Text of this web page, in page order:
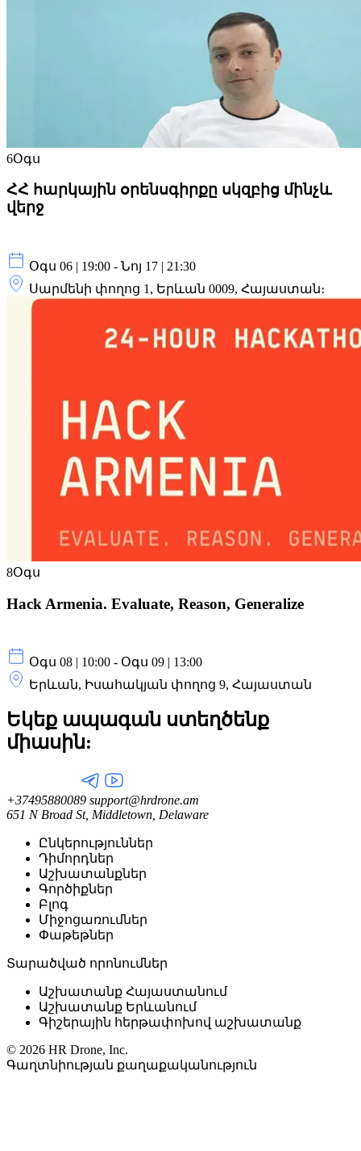
6Օգս
ՀՀ հարկային օրենսգիրքը սկզբից մինչև
վերջ
Օգս 06 | 19:00 - Նոյ 17 | 21:30
Սարմենի փողոց 1, Երևան 0009, Հայաստան։
8Օգս
Hack Armenia. Evaluate, Reason, Generalize
Օգս 08 | 10:00 - Օգս 09 | 13:00
Երևան, Իսահակյան փողոց 9, Հայաստան
Եկեք ապագան ստեղծենք
միասին:
+37495880089 support@hrdrone.am
651 N Broad St, Middletown, Delaware
Ընկերություններ
Դիմորդներ
Աշխատանքներ
Գործիքներ
Բլոգ
Միջոցառումներ
Փաթեթներ
Տարածված որոնումներ
Աշխատանք Հայաստանում
Աշխատանք Երևանում
Գիշերային հերթափոխով աշխատանք
© 2026 HR Drone, Inc.
Գաղտնիության քաղաքականություն